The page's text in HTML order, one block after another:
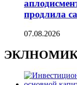
продлила
07.08.2026